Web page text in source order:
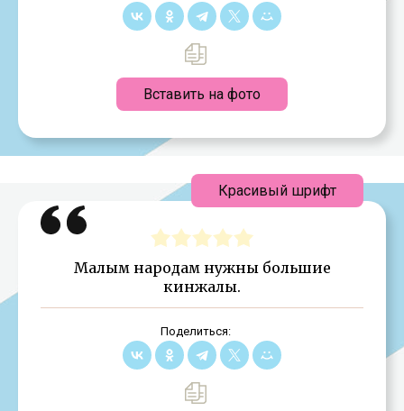
Вставить на фото
Малым народам нужны большие
кинжалы.
Поделиться:
Красивый шрифт